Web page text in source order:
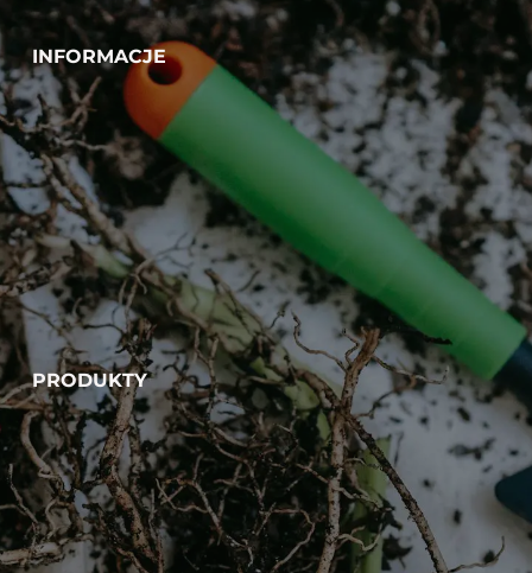
INFORMACJE
PRODUKTY